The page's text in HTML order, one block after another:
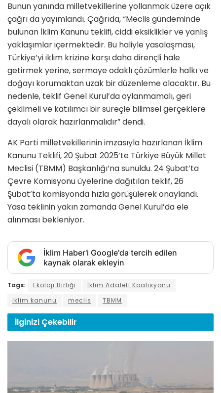
Bunun yanında milletvekillerine yollanmak üzere açık
çağrı da yayımlandı. Çağrıda, “Meclis gündeminde
bulunan İklim Kanunu teklifi, ciddi eksiklikler ve yanlış
yaklaşımlar içermektedir. Bu haliyle yasalaşması,
Türkiye’yi iklim krizine karşı daha dirençli hale
getirmek yerine, sermaye odaklı çözümlerle halkı ve
doğayı korumaktan uzak bir düzenleme olacaktır. Bu
nedenle, teklif Genel Kurul’da oylanmamalı, geri
çekilmeli ve katılımcı bir süreçle bilimsel gerçeklere
dayalı olarak hazırlanmalıdır” dendi.
AK Parti milletvekillerinin imzasıyla hazırlanan İklim
Kanunu Teklifi, 20 Şubat 2025’te Türkiye Büyük Millet
Meclisi (TBMM) Başkanlığı’na sunuldu. 24 Şubat’ta
Çevre Komisyonu üyelerine dağıtılan teklif, 26
Şubat’ta komisyonda hızla görüşülerek onaylandı.
Yasa teklinin yakın zamanda Genel Kurul’da ele
alınması bekleniyor.
İklim Haber'i Google'da tercih edilen
kaynak olarak ekleyin
Tags: Ekoloji Birliği
İklim Adaleti Koalisyonu
iklim kanunu
meclis TBMM
İlginizi Çekebilir